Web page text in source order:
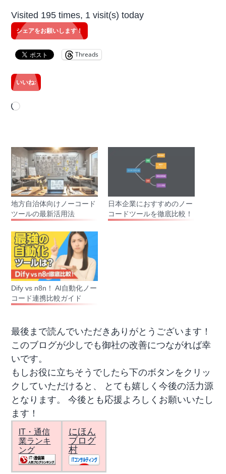
Visited 195 times, 1 visit(s) today
シェアをお願いします！
Threads
いいね:
読
み
中…
地方自治体向けノーコード
ツールの最新活用法
日本企業におすすめのノー
コードツールを徹底比較！
Dify vs n8n！ AI自動化ノー
コード連携比較ガイド
最後まで読んでいただきありがとうございます！
このブログが少しでも御社の改善につながれば幸
いです。
もしお役に立ちそうでしたら下のボタンをクリッ
クしていただけると、 とても嬉しく今後の活力源
となります。 今後とも応援よろしくお願いいたし
ます！
IT・通信
業ランキ
ング
にほん
ブログ
村